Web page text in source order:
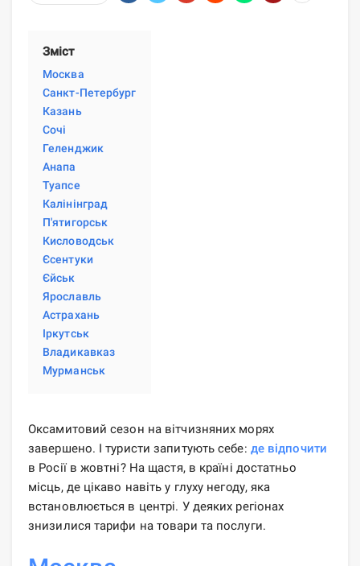
Зміст
Москва
Санкт-Петербург
Казань
Сочі
Геленджик
Анапа
Туапсе
Калінінград
П'ятигорськ
Кисловодськ
Єсентуки
Єйськ
Ярославль
Астрахань
Іркутськ
Владикавказ
Мурманськ
Оксамитовий сезон на вітчизняних морях
завершено. І туристи запитують себе: де відпочити
в Росії в жовтні? На щастя, в країні достатньо
місць, де цікаво навіть у глуху негоду, яка
встановлюється в центрі. У деяких регіонах
знизилися тарифи на товари та послуги.